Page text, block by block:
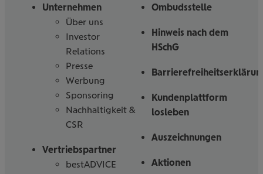
Unternehmen
Über uns
Investor
Relations
Presse
Werbung
Sponsoring
Nachhaltigkeit &
CSR
Vertriebspartner
bestADVICE
Ombudsstelle
Hinweis nach dem
HSchG
Kundenplattform
losleben
Auszeichnungen
Aktionen
uns